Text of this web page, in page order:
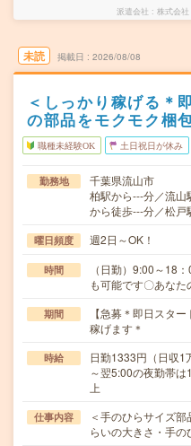
派遣会社 株式会
未読 掲載日 2026/08/08
＜しっかり稼げる＊
の部品をモクモク梱
職種未経験OK 土日祝日が休み
勤務地
千葉県流山市
柏駅から---分／流山
から徒歩---分／松戸
曜日頻度 週2日～OK！
時間
（日勤）9:00～18
も可能です〇あな
期間
【急募＊即日スタ
稼げます＊
時給
日勤1333円（日収
～翌5:00の夜勤帯
上
仕事内容
＜手のひらサイズ
らいの大きさ・手